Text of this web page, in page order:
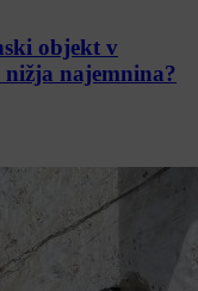
objekt v
najemnina?